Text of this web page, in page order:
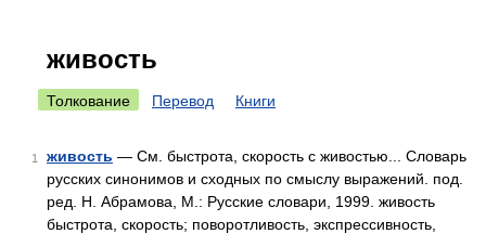
живость
Толкование Перевод Книги
1 живость — См. быстрота, скорость с живостью... Словарь
русских синонимов и сходных по смыслу выражений. под.
ред. Н. Абрамова, М.: Русские словари, 1999. живость
быстрота, скорость; поворотливость, экспрессивность,